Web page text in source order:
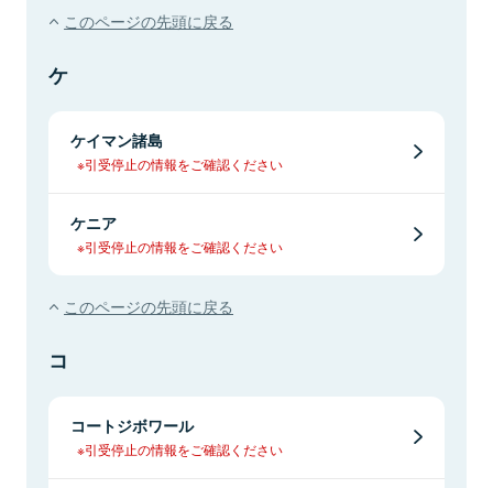
このページの先頭に戻る
ケ
ケイマン諸島
※引受停止の情報をご確認ください
ケニア
※引受停止の情報をご確認ください
このページの先頭に戻る
コ
コートジボワール
※引受停止の情報をご確認ください